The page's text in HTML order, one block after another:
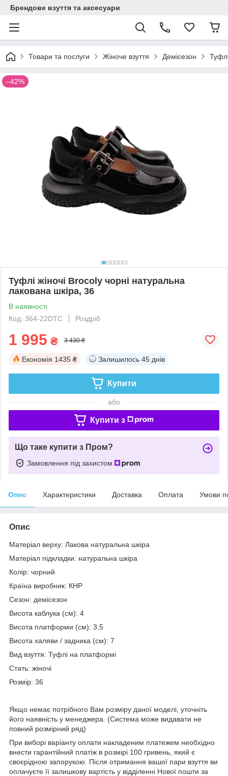
Брендове взуття та аксесуари
Товари та послуги Жіноче взуття Демісезон
–42%
Туфлі жіночі Brocoly чорні натуральна
лакована шкіра, 36
В наявності
Код: 364-22DTC
Роздріб
1 995 ₴ 3 430 ₴
Економія 1435 ₴ Залишилось 45 днів
Купити
або
Купити з
Що таке купити з Пром?
Замовлення під захистом
Опис Характеристики Доставка Оплата Умови
Опис
Матеріал верху: Лакова натуральна шкіра
Матеріал підкладки: натуральна шкіра
Колір: чорний
Країна виробник: КНР
Сезон: демісезон
Висота каблука (см): 4
Висота платформи (см): 3,5
Висота халяви / задника (см): 7
Вид взуття: Туфлі на платформі
Стать: жіночі
Розмір: 36
Якщо немає потрібного Вам розміру даної моделі, уточніть
його наявність у менеджера. (Система може видавати не
повний розмірний ряд)
При виборі варіанту оплати накладеним платежем необхідно
внести гарантійний платіж в розмірі 100 гривень, який є
своєрідною запорукою. Після отримання вашої пари взуття ви
оплачуєте її залишкову вартість у відділенні Нової пошти за